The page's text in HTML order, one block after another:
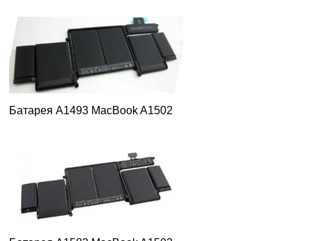
Батарея A1493 MacBook A1502